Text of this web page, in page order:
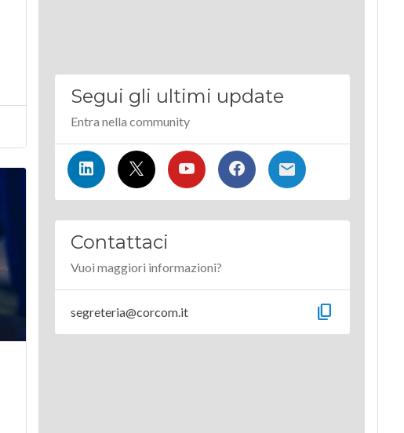
Segui gli ultimi update
Entra nella community
Contattaci
Vuoi maggiori informazioni?
segreteria@corcom.it content_copy